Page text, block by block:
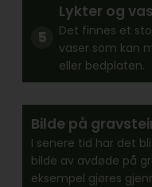
Lykter og
Det finnes et
vaser som kan
eller bedplaten.
Bilde på
I senere tid har det
bilde av avdøde på
eksempel gjøres